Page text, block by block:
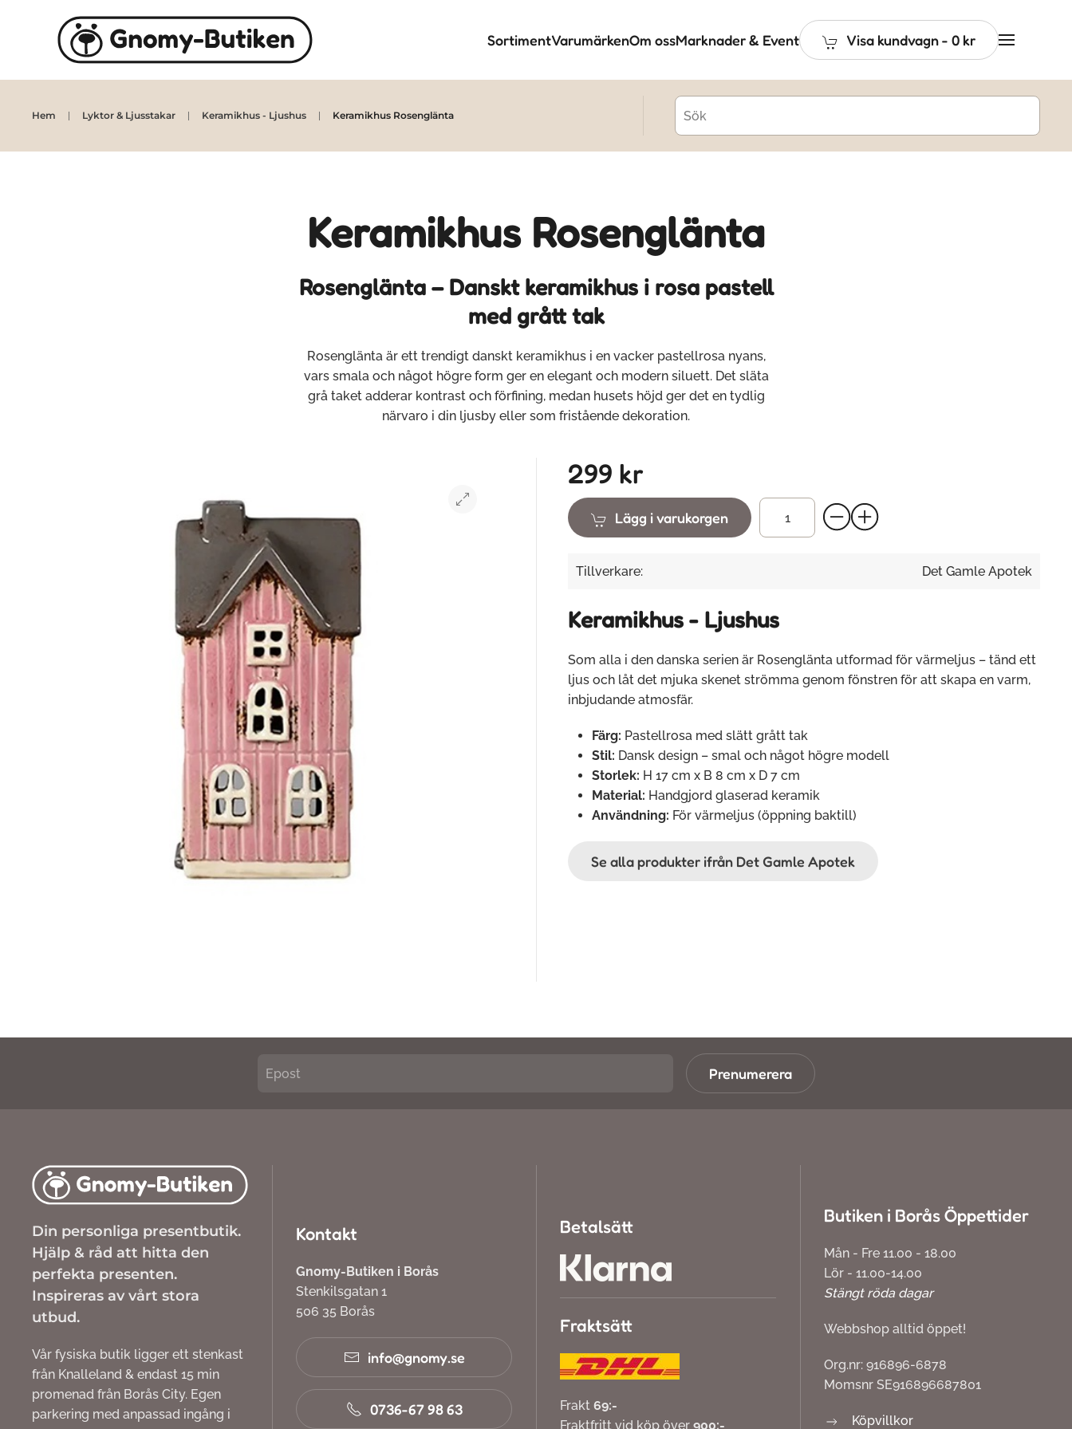
Skip to main content SortimentVarumärkenOm ossMarknader & Event Visa kundvagn- 0 kr
Hem Lyktor & Ljusstakar Keramikhus - Ljushus Keramikhus Rosenglänta
Keramikhus Rosenglänta
Rosenglänta – Danskt keramikhus i rosa pastell
med grått tak
Rosenglänta är ett trendigt danskt keramikhus i en vacker pastellrosa nyans,
vars smala och något högre form ger en elegant och modern siluett. Det släta
grå taket adderar kontrast och förfining, medan husets höjd ger det en tydlig
närvaro i din ljusby eller som fristående dekoration.
299 kr
Lägg i varukorgen
Tillverkare: Det Gamle Apotek
Keramikhus - Ljushus
Som alla i den danska serien är Rosenglänta utformad för värmeljus – tänd ett
ljus och låt det mjuka skenet strömma genom fönstren för att skapa en varm,
inbjudande atmosfär.
Färg: Pastellrosa med slätt grått tak
Stil: Dansk design – smal och något högre modell
Storlek: H 17 cm x B 8 cm x D 7 cm
Material: Handgjord glaserad keramik
Användning: För värmeljus (öppning baktill)
Se alla produkter ifrån Det Gamle Apotek
Prenumerera
Din personliga presentbutik.
Hjälp & råd att hitta den
perfekta presenten.
Inspireras av vårt stora
utbud.
Vår fysiska butik ligger ett stenkast
från Knalleland & endast 15 min
promenad från Borås City. Egen
parkering med anpassad ingång i
Kontakt
Gnomy-Butiken i Borås
Stenkilsgatan 1
506 35 Borås
info@gnomy.se
0736-67 98 63
Betalsätt
Fraktsätt
Frakt 69:-
Fraktfritt vid köp över 900:-
Butiken i Borås Öppettider
Mån - Fre 11.00 - 18.00
Lör - 11.00-14.00
Stängt röda dagar
Webbshop alltid öppet!
Org.nr: 916896-6878
Momsnr SE916896687801
Köpvillkor